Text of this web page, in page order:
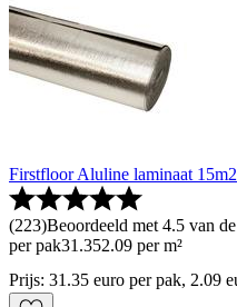
Firstfloor Aluline laminaat 15m2
(223)Beoordeeld met 4.5 van
per pak31 .352.09 per m²
Prijs: 31.35 euro per pak, 2.09